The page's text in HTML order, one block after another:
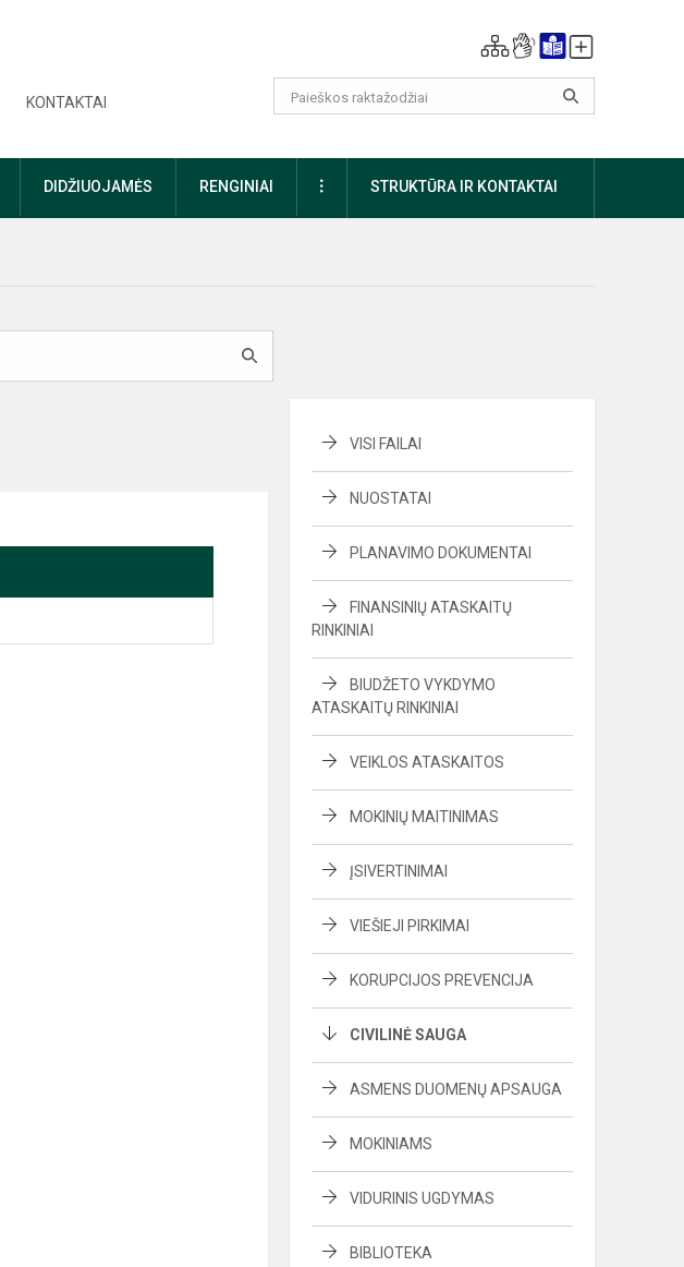
KONTAKTAI
DIDŽIUOJAMĖS RENGINIAI DAUGIAUSTRUKTŪRA IR KONTAKTAI
VISI FAILAI
NUOSTATAI
PLANAVIMO DOKUMENTAI
FINANSINIŲ ATASKAITŲ
RINKINIAI
BIUDŽETO VYKDYMO
ATASKAITŲ RINKINIAI
VEIKLOS ATASKAITOS
MOKINIŲ MAITINIMAS
ĮSIVERTINIMAI
VIEŠIEJI PIRKIMAI
KORUPCIJOS PREVENCIJA
CIVILINĖ SAUGA
ASMENS DUOMENŲ APSAUGA
MOKINIAMS
VIDURINIS UGDYMAS
BIBLIOTEKA